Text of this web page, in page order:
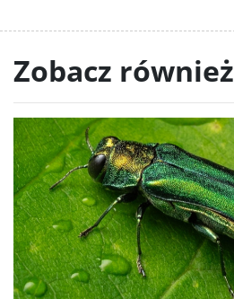
Zobacz również